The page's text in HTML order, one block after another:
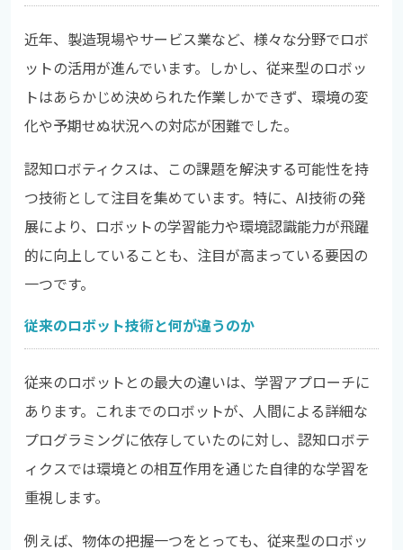
近年、製造現場やサービス業など、様々な分野でロボ
ットの活用が進んでいます。しかし、従来型のロボッ
トはあらかじめ決められた作業しかできず、環境の変
化や予期せぬ状況への対応が困難でした。
認知ロボティクスは、この課題を解決する可能性を持
つ技術として注目を集めています。特に、AI技術の発
展により、ロボットの学習能力や環境認識能力が飛躍
的に向上していることも、注目が高まっている要因の
一つです。
従来のロボット技術と何が違うのか
従来のロボットとの最大の違いは、学習アプローチに
あります。これまでのロボットが、人間による詳細な
プログラミングに依存していたのに対し、認知ロボテ
ィクスでは環境との相互作用を通じた自律的な学習を
重視します。
例えば、物体の把握一つをとっても、従来型のロボッ